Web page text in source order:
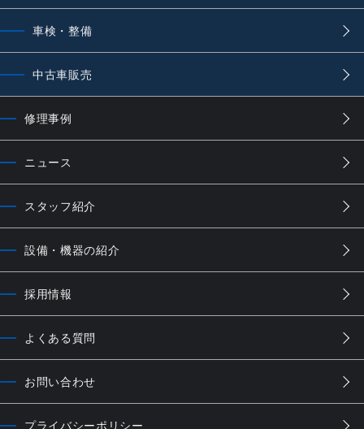
車検・整備
中古車販売
修理事例
ニュース
スタッフ紹介
設備・機器の紹介
採用情報
よくある質問
お問い合わせ
プライバシーポリシー